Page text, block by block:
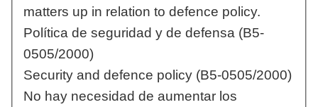
matters up in relation to defence policy.
Política de seguridad y de defensa (B5-
0505/2000)
Security and defence policy (B5-0505/2000)
No hay necesidad de aumentar los